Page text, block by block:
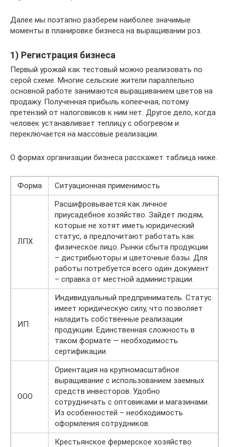
Далее мы поэтапно разберем наиболее значимые
моменты в планировке бизнеса на выращивании роз.
1) Регистрация бизнеса
Первый урожай как тестовый можно реализовать по
серой схеме. Многие сельские жители параллельно
основной работе занимаются выращиванием цветов на
продажу. Полученная прибыль копеечная, потому
претензий от налоговиков к ним нет. Другое дело, когда
человек устанавливает теплицу с обогревом и
переключается на массовые реализации.
О формах организации бизнеса расскажет таблица ниже.
Форма Ситуационная применимость
ЛПХ
Расшифровывается как личное
приусадебное хозяйство. Зайдет людям,
которые не хотят иметь юридический
статус, а предпочитают работать как
физическое лицо. Рынки сбыта продукции
– дистрибьюторы и цветочные базы. Для
работы потребуется всего один документ
– справка от местной администрации.
ИП
Индивидуальный предприниматель. Статус
имеет юридическую силу, что позволяет
наладить собственные реализации
продукции. Единственная сложность в
таком формате — необходимость
сертификации.
ООО
Ориентация на крупномасштабное
выращивание с использованием заемных
средств инвесторов. Удобно
сотрудничать с оптовиками и магазинами.
Из особенностей – необходимость
оформления сотрудников.
Крестьянское фермерское хозяйство